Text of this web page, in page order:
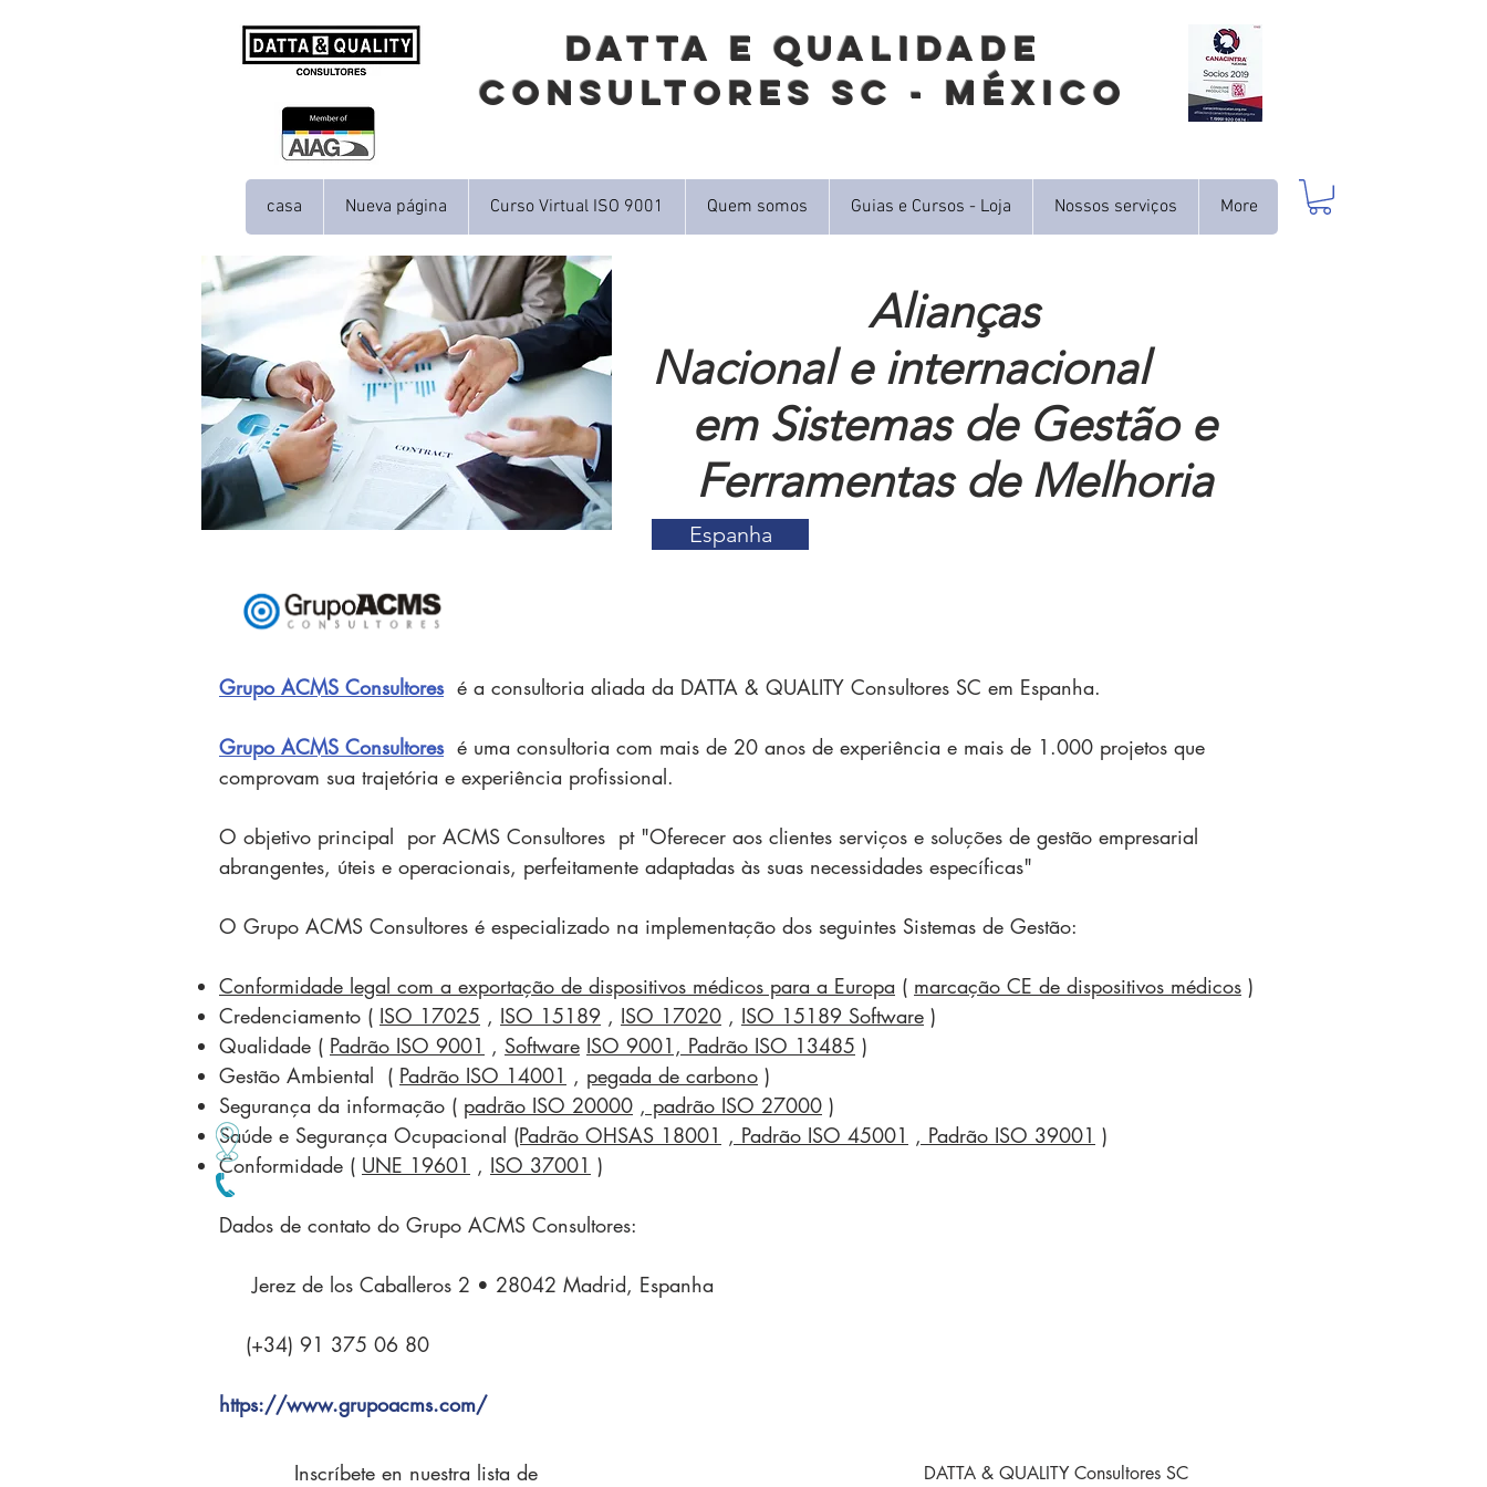
DATTA E QUALIDADE
Consultores SC - México
casa Nueva página Curso Virtual ISO 9001 Quem somos Guias e Cursos - Loja Nossos serviços More
Alianças
Nacional e internacional
em Sistemas de Gestão e
Ferramentas de Melhoria
Espanha
Grupo ACMS Consultoresé a consultoria aliada da DATTA & QUALITY Consultores SC em Espanha.
Grupo ACMS Consultoresé uma consultoria com mais de 20 anos de experiência e mais de 1.000 projetos que
comprovam sua trajetória e experiência profissional.
O objetivo principal por ACMS Consultores pt "Oferecer aos clientes serviços e soluções de gestão empresarial
abrangentes, úteis e operacionais, perfeitamente adaptadas às suas necessidades específicas"
O Grupo ACMS Consultores é especializado na implementação dos seguintes Sistemas de Gestão:
Conformidade legal com a exportação de dispositivos médicos para a Europa ( marcação CE de dispositivos médicos )
Credenciamento ( ISO 17025 , ISO 15189 , ISO 17020 , ISO 15189 Software )
Qualidade ( Padrão ISO 9001 , Software ISO 9001, Padrão ISO 13485 )
Gestão Ambiental ( Padrão ISO 14001 , pegada de carbono )
Segurança da informação ( padrão ISO 20000 , padrão ISO 27000 )
Saúde e Segurança Ocupacional (Padrão OHSAS 18001 , Padrão ISO 45001 , Padrão ISO 39001 )
Conformidade ( UNE 19601 , ISO 37001 )
Dados de contato do Grupo ACMS Consultores:
Jerez de los Caballeros 2 • 28042 Madrid, Espanha
(+34) 91 375 06 80
https://www.grupoacms.com/
Inscríbete en nuestra lista de
DATTA & QUALITY Consultores SC